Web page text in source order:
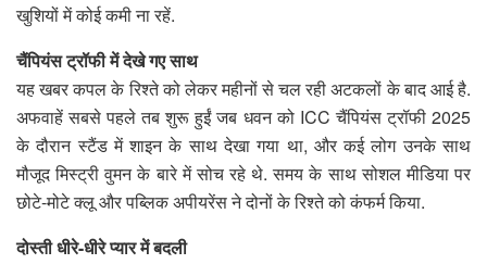
खुशियों में कोई कमी ना रहें.
चैंपियंस ट्रॉफी में देखे गए साथ
यह खबर कपल के रिश्ते को लेकर महीनों से चल रही अटकलों के बाद आई है.
अफवाहें सबसे पहले तब शुरू हुईं जब धवन को ICC चैंपियंस ट्रॉफी 2025
के दौरान स्टैंड में शाइन के साथ देखा गया था, और कई लोग उनके साथ
मौजूद मिस्ट्री वुमन के बारे में सोच रहे थे. समय के साथ सोशल मीडिया पर
छोटे-मोटे क्लू और पब्लिक अपीयरेंस ने दोनों के रिश्ते को कंफर्म किया.
दोस्ती धीरे-धीरे प्यार में बदली